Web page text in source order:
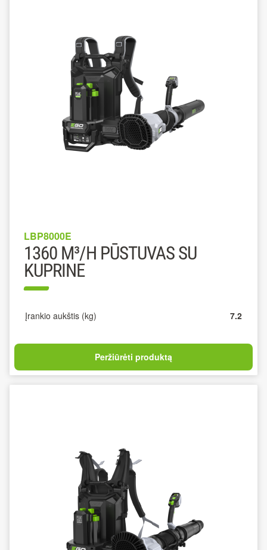
LBP8000E
1360 M³/H PŪSTUVAS SU
KUPRINE
Įrankio aukštis (kg) 7.2
Peržiūrėti produktą